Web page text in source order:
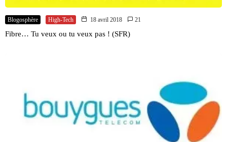
Blogosphère High-Tech 18 avril 2018 21
Fibre… Tu veux ou tu veux pas ! (SFR)